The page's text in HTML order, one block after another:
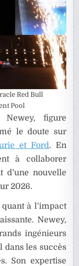
Red Bull
Pool
Newey, figure
le doute sur
et Ford. En
à collaborer
d’une nouvelle
2026.
à l’impact
Newey,
ingénieurs
dans les succès
Son expertise